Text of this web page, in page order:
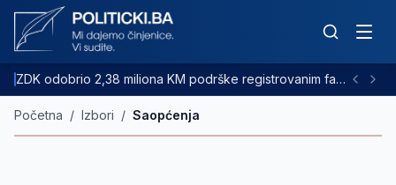
ZDK odobrio 2,38 miliona KM podrške registrovanim farmama goveda
Početna / Izbori / Saopćenja